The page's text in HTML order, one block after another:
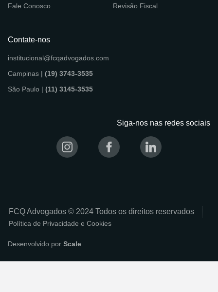
Fale Conosco
Revisão Fiscal
Contate-nos
institucional@fcqadvogados.com
Campinas | (19) 3743-3535
São Paulo | (11) 3145-3535
Siga-nos nas redes sociais
FCQ Advogados © 2024 Todos os direitos reservados
Política de Privacidade e Cookies
Desenvolvido por Scale